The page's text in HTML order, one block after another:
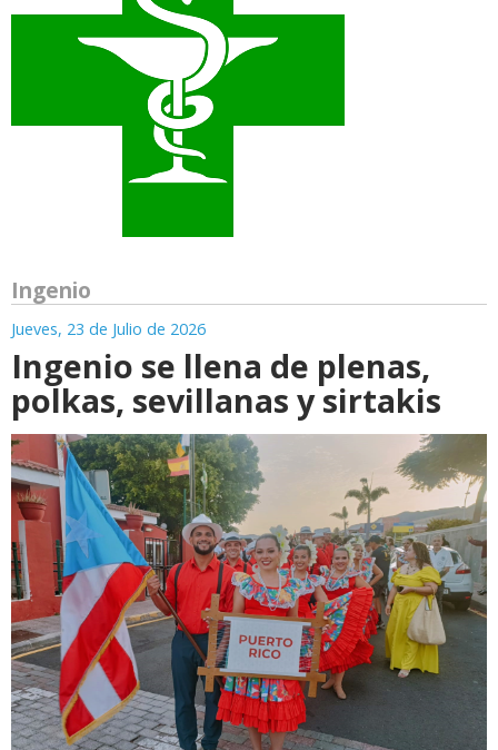
Ingenio
Jueves, 23 de Julio de 2026
Ingenio se llena de plenas,
polkas, sevillanas y sirtakis